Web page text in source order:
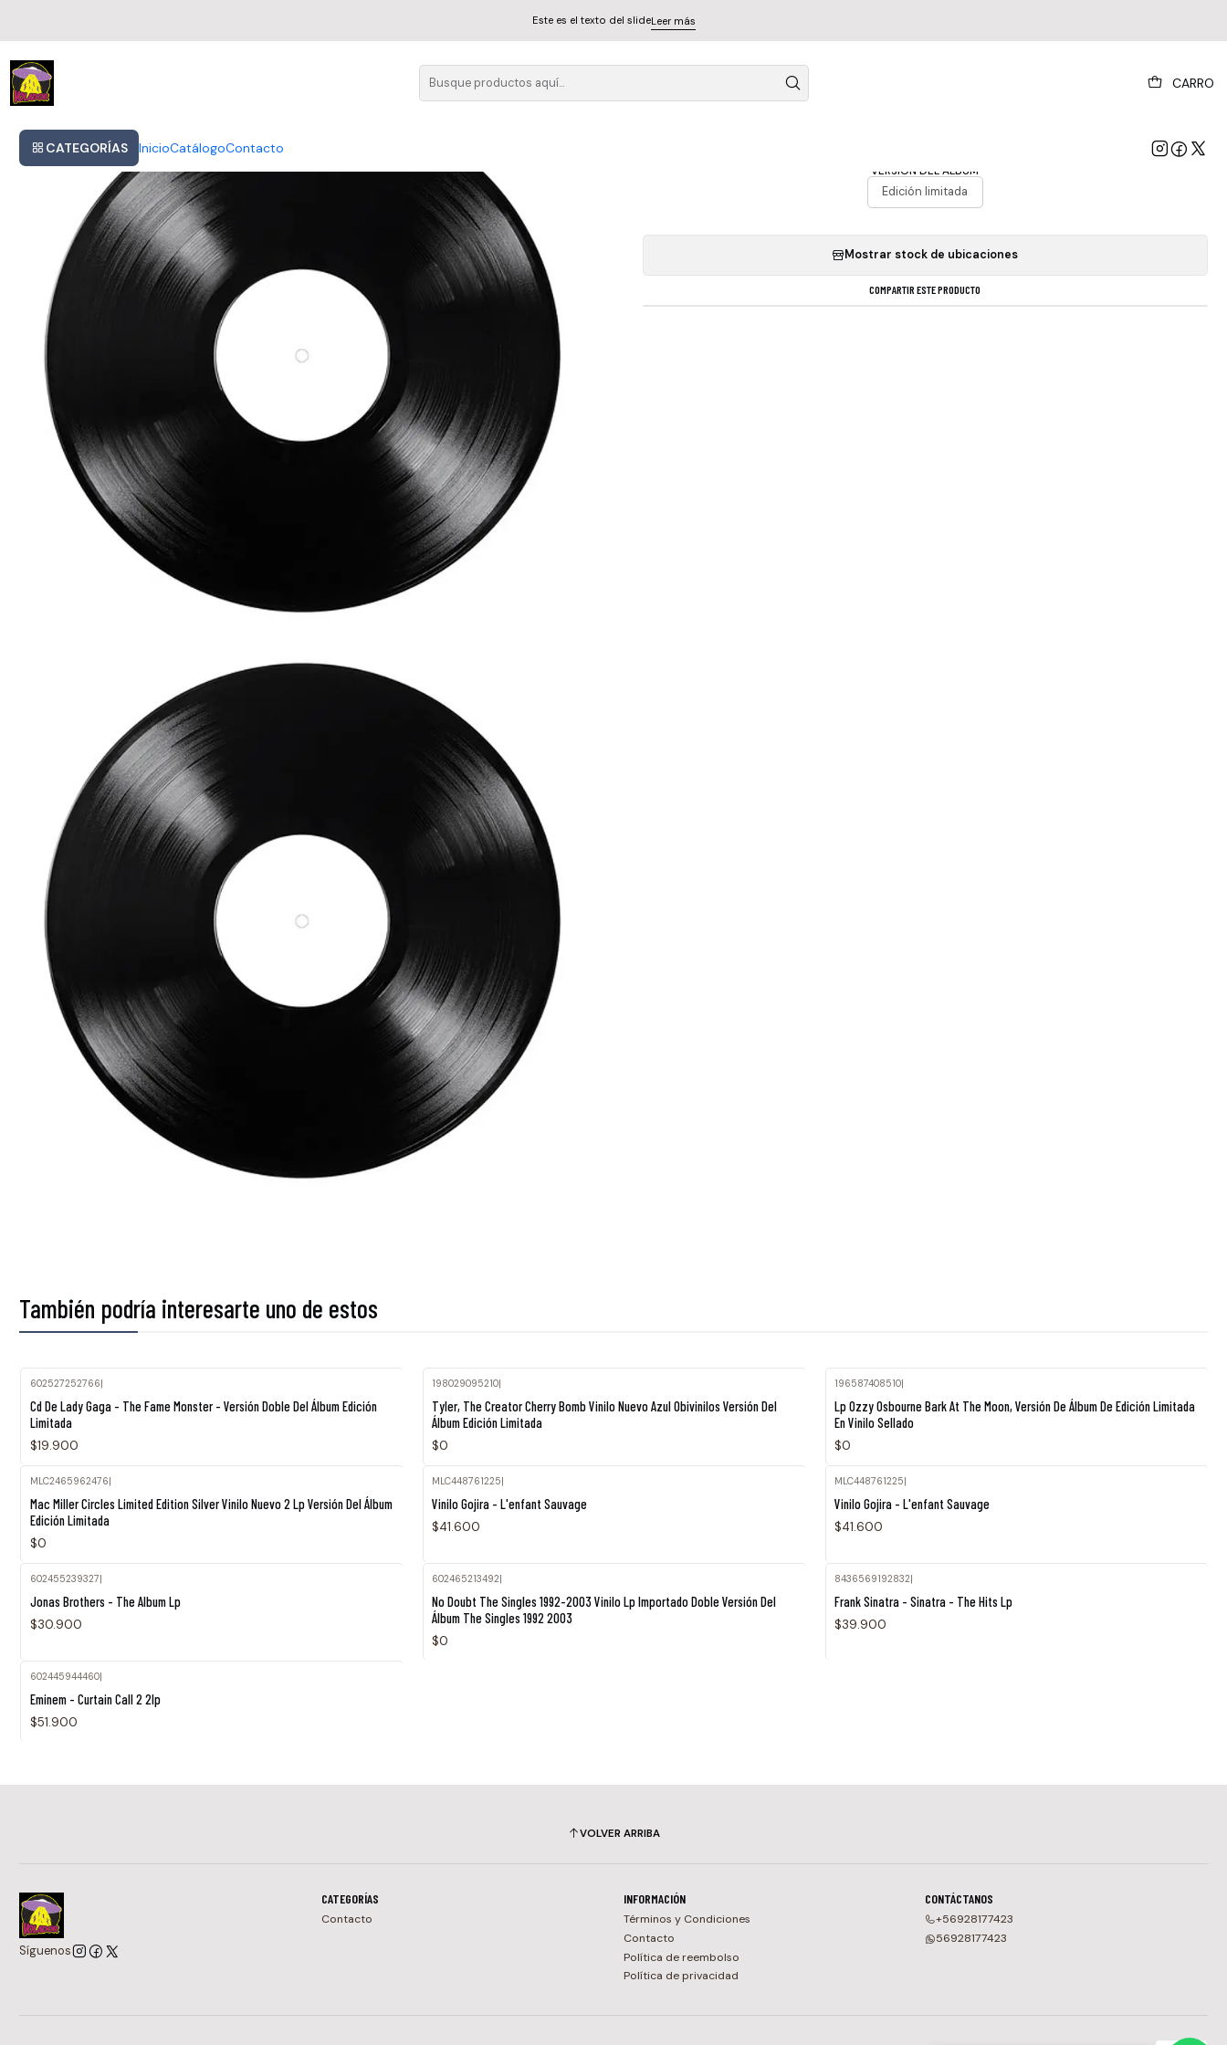
CARRO
CATEGORÍAS InicioCatálogoContacto
Este es el texto del slideLeer más
Bruce Dickinson - Versión De Álbum De Doble Edición Limitada De The Mandrake Project Lp
Bruce Dickinson - Versión De Álbum De Doble Edición Limitada
VERSIÓN DEL ÁLBUM
Edición limitada
Mostrar stock de ubicaciones
COMPARTIR ESTE PRODUCTO
También podría interesarte uno de estos
602527252766|
Cd De Lady Gaga - The Fame Monster - Versión Doble Del Álbum Edición
Limitada
$19.900
198029095210|
Tyler, The Creator Cherry Bomb Vinilo Nuevo Azul Obivinilos Versión Del
Álbum Edición Limitada
$0
196587408510|
Lp Ozzy Osbourne Bark At The Moon, Versión De Álbum De Edición Limitada
En Vinilo Sellado
$0
MLC2465962476|
Mac Miller Circles Limited Edition Silver Vinilo Nuevo 2 Lp Versión Del Álbum
Edición Limitada
$0
MLC448761225|
Vinilo Gojira - L'enfant Sauvage
$41.600
MLC448761225|
Vinilo Gojira - L'enfant Sauvage
$41.600
602455239327
Jonas Brothers - The Album Lp
$30.900
602465213492
No Doubt The Singles 1992-2003 Vinilo Lp Importado Doble Versión Del
Álbum The Singles 1992 2003
$0
8436569192832
Frank Sinatra - Sinatra - The Hits Lp
$39.900
602445944460|
Eminem - Curtain Call 2 2lp
$51.900
VOLVER ARRIBA
Síguenos
CATEGORÍAS
Contacto
INFORMACIÓN
Términos y Condiciones
Contacto
Política de reembolso
Política de privacidad
CONTÁCTANOS
+56928177423
56928177423